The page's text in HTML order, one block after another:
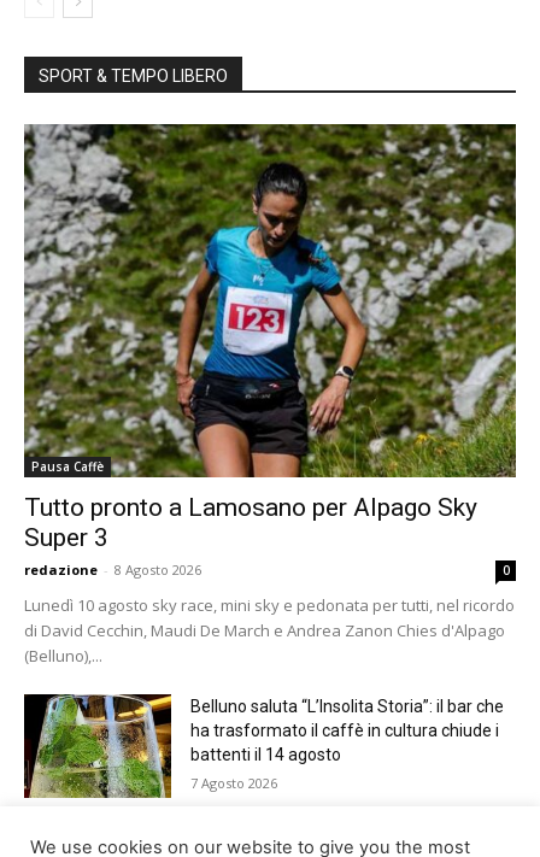
SPORT & TEMPO LIBERO
Pausa Caffè
Tutto pronto a Lamosano per Alpago Sky
Super 3
redazione - 8 Agosto 2026 0
Lunedì 10 agosto sky race, mini sky e pedonata per tutti, nel ricordo
di David Cecchin, Maudi De March e Andrea Zanon Chies d'Alpago
(Belluno),...
Belluno saluta “L’Insolita Storia”: il bar che
ha trasformato il caffè in cultura chiude i
battenti il 14 agosto
7 Agosto 2026
Giro del Lago di Santa Croce 2026.
We use cookies on our website to give you the most